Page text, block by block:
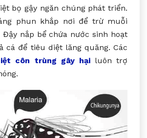
bọ gậy ngăn chúng phát triển.
phun khắp nơi để trừ muỗi
nắp bể chứa nước sinh hoạt
cá để tiêu diệt lăng quăng. Các
côn trùng gây hạiluôn trợ